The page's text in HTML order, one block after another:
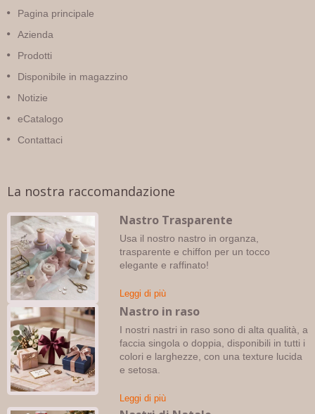
Pagina principale
Azienda
Prodotti
Disponibile in magazzino
Notizie
eCatalogo
Contattaci
La nostra raccomandazione
Nastro Trasparente
Usa il nostro nastro in organza,
trasparente e chiffon per un tocco
elegante e raffinato!
Leggi di più
Nastro in raso
I nostri nastri in raso sono di alta qualità, a
faccia singola o doppia, disponibili in tutti i
colori e larghezze, con una texture lucida
e setosa.
Leggi di più